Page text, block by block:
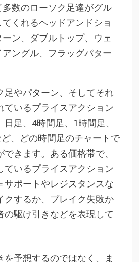
数のローソク足達がグル
くれるヘッドアンドショ
ン、ダブルトップ、ウェ
アングル、フラッグパター
足やパターン、そしてそれ
ているプライスアクション
足、4時間足、1時間足、
、どの時間足のチャートで
きます。ある価格帯で、
ているプライスアクション
サポートやレジスタンスな
クするか、ブレイク失敗か
の駆け引きなどを表現して
を予想するのではなく、ま